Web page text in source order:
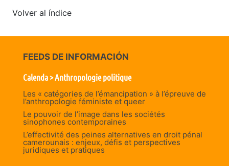
Volver al índice
FEEDS DE INFORMACIÓN
Calenda > Anthropologie politique
Les « catégories de l’émancipation » à l’épreuve de
l’anthropologie féministe et queer
Le pouvoir de l’image dans les sociétés
sinophones contemporaines
L’effectivité des peines alternatives en droit pénal
camerounais : enjeux, défis et perspectives
juridiques et pratiques